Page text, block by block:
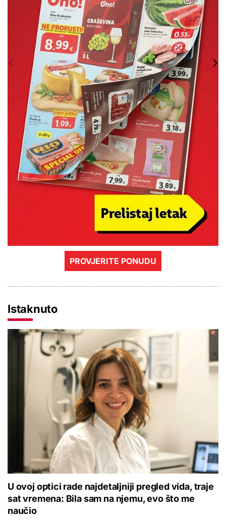
PROVJERITE PONUDU
Istaknuto
U ovoj optici rade najdetaljniji pregled vida, traje
sat vremena: Bila sam na njemu, evo što me
naučio